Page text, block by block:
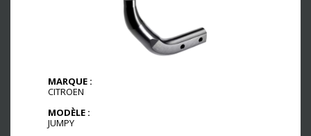
MARQUE :
CITROEN
MODÈLE :
JUMPY